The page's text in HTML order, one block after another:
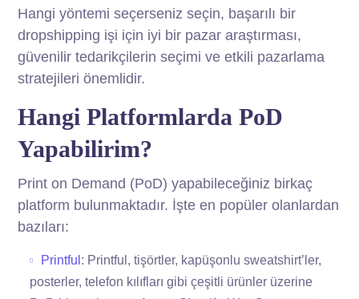
Hangi yöntemi seçerseniz seçin, başarılı bir
dropshipping işi için iyi bir pazar araştırması,
güvenilir tedarikçilerin seçimi ve etkili pazarlama
stratejileri önemlidir.
Hangi Platformlarda PoD
Yapabilirim?
Print on Demand (PoD) yapabileceğiniz birkaç
platform bulunmaktadır. İşte en popüler olanlardan
bazıları:
Printful : Printful, tişörtler, kapüşonlu sweatshirt’ler,
posterler, telefon kılıfları gibi çeşitli ürünler üzerine